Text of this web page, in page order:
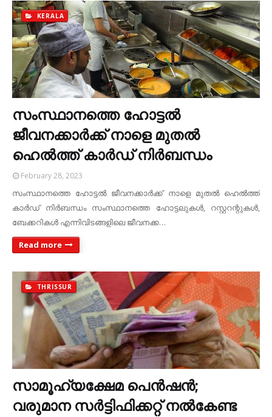
KERALA
സംസ്ഥാനത്തെ ഹോട്ടൽ
ജീവനക്കാർക്ക് നാളെ മുതൽ
ഹെൽത്ത് കാർഡ് നിർബന്ധം
February 28, 2023
സംസ്ഥാനത്തെ ഹോട്ടൽ ജീവനക്കാർക്ക് നാളെ മുതൽ ഹെൽത്ത്
കാർഡ് നിർബന്ധം സംസ്ഥാനത്തെ ഹോട്ടലുകൾ, റസ്റ്ററന്റുകൾ,
ബേക്കറികൾ എന്നിവിടങ്ങളിലെ ജീവനക്ക…
Read more
THRISSUR
സാമൂഹ്യക്ഷേമ പെന്‍ഷന്‍;
വരുമാന സര്‍ട്ടിഫിക്കറ്റ് നല്‍കേണ്ട